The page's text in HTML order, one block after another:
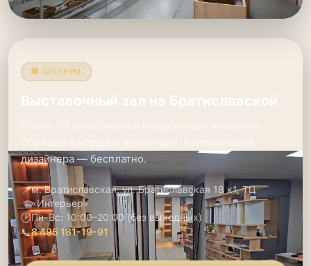
🏢 ШОУРУМ
Выставочный зал на Братиславской
дизайнера — бесплатно.
📍м. Братиславская, ул. Братиславская 18 к1, ТЦ
«Интерьер»
🕑Пн–Вс: 10:00–20:00 (без выходных)
📞8 495 181-19-91